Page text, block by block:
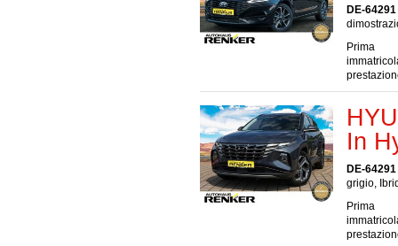
DE-
Prima
In
DE-
grigio,
Prima